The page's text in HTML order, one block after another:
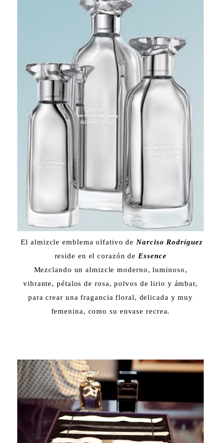
El almizcle emblema olfativo de Narciso Rodríguez
reside en el corazón de Essence
Mezclando un almizcle moderno, luminoso,
vibrante, pétalos de rosa, polvos de lirio y ámbar,
para crear una fragancia floral, delicada y muy
femenina, como su envase recrea.